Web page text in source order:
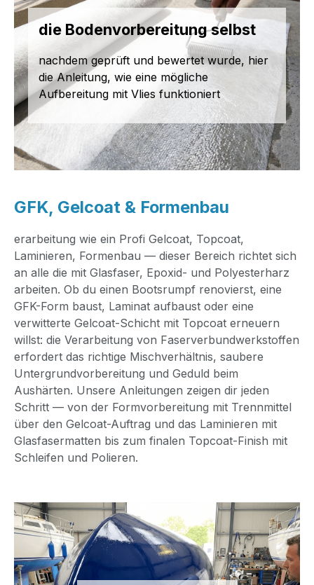
die Bodenvorbereitung selbst
nachdem geprüft und bewertet wurde, hier
die Anleitung, wie eine mögliche
Aufbereitung mit Vlies funktioniert
GFK, Gelcoat & Formenbau
erarbeitung wie ein Profi Gelcoat, Topcoat,
Laminieren, Formenbau — dieser Bereich richtet sich
an alle die mit Glasfaser, Epoxid- und Polyesterharz
arbeiten. Ob du einen Bootsrumpf renovierst, eine
GFK-Form baust, Laminat aufbaust oder eine
verwitterte Gelcoat-Schicht mit Topcoat erneuern
willst: die Verarbeitung von Faserverbundwerkstoffen
erfordert das richtige Mischverhältnis, saubere
Untergrundvorbereitung und Geduld beim
Aushärten. Unsere Anleitungen zeigen dir jeden
Schritt — von der Formvorbereitung mit Trennmittel
über den Gelcoat-Auftrag und das Laminieren mit
Glasfasermatten bis zum finalen Topcoat-Finish mit
Schleifen und Polieren.